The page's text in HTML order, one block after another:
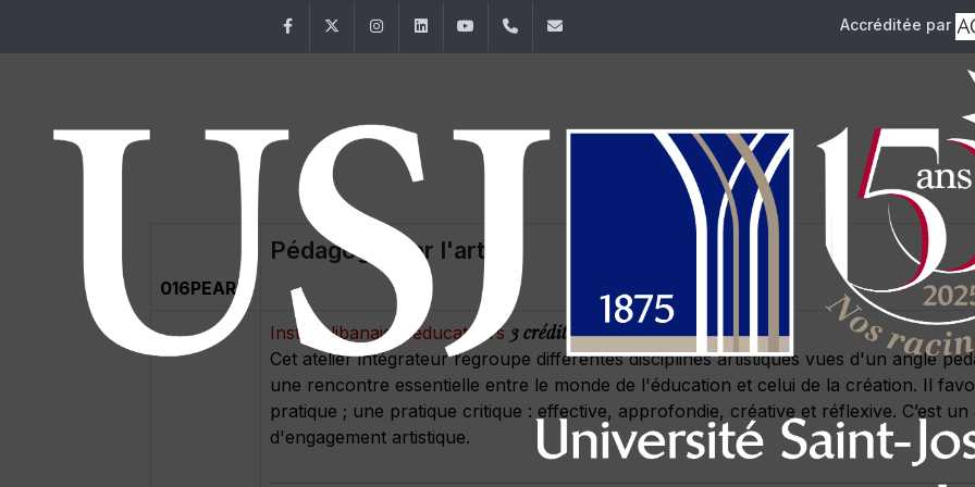
FacebookTwitter InstagramLinkedInYouTube+961 (1) 421 368 Accréditée par
016PEARL1
Pédagogie par l'art
Institut libanais d'éducateurs 3 crédits
Cet atelier intégrateur regroupe différentes disciplines artistiques vues d'un angle
une rencontre essentielle entre le monde de l'éducation et celui de la création. Il
pratique ; une pratique critique : effective, approfondie, créative et réflexive. C’est
d'engagement artistique.